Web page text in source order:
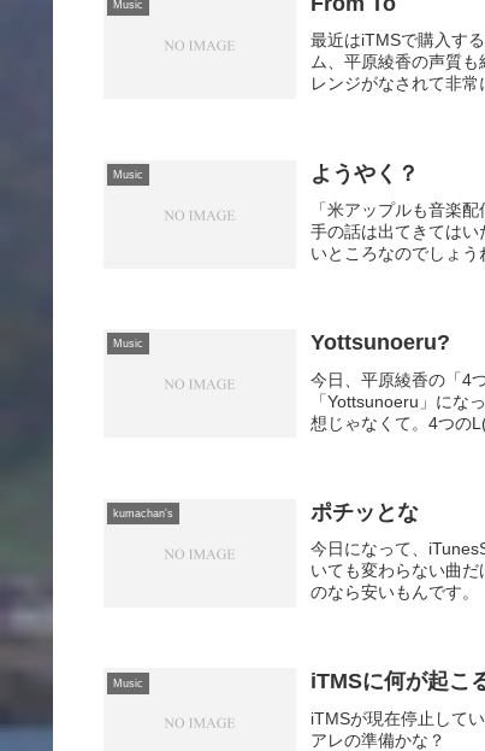
Music
最近はiTMSで購入す
ム、平原綾香の声質
レンジがなされて非
Music ようやく？
「米アップルも音楽
手の話は出てきては
いところなのでしょう
Music Yottsunoeru?
今日、平原綾香の「4
「Yottsunoeru」にな
想じゃなくて。4つの
kumachan's ポチッとな
今日になって、
いても変わらない曲
のなら安いもんです
Music iTMSに何が起こ
iTMSが現在停止して
アレの準備かな？